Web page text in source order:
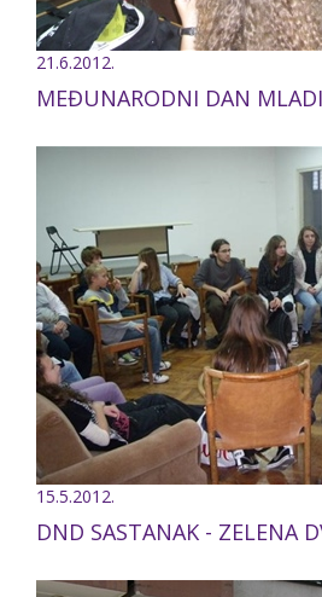
21.6.2012.
MEĐUNARODNI DAN
15.5.2012.
DND SASTANAK - ZELENA